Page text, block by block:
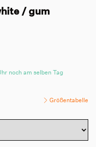
/ gum
noch am selben Tag
Größentabelle